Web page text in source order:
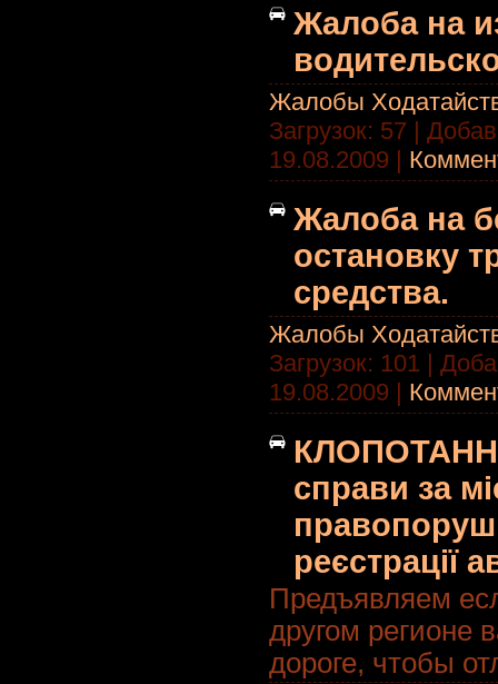
Жалоба на
Жалобы
Загрузок: 57 |
19.08.2009 |
Жалоба на
остановку
средства.
Жалобы
Загрузок: 101 |
19.08.2009 |
справи за
реєстрації
Предъявляем
другом регионе
дороге, чтобы